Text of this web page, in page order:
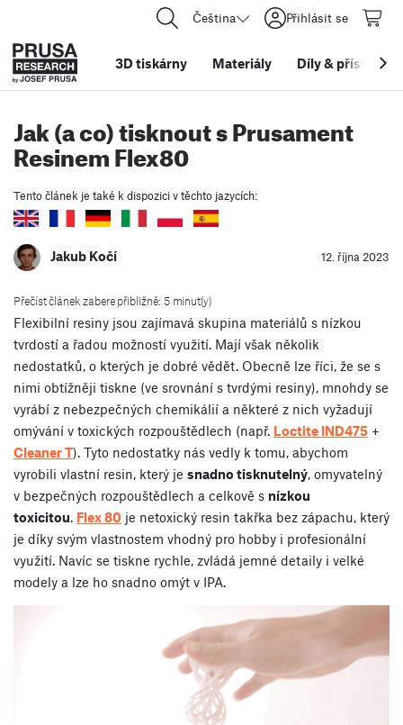
Čeština Přihlásit se
3D tiskárny Materiály Díly&
Jak (a co) tisknout s Prusament
Resinem Flex80
Tento článek je také k dispozici v těchto jazycích:
Jakub Kočí 12. října 2023
Přečíst článek zabere přibližně: 5 minut(y)
Flexibilní resiny jsou zajímavá skupina materiálů s nízkou
tvrdostí a řadou možností využití. Mají však několik
nedostatků, o kterých je dobré vědět. Obecně lze říci, že se s
nimi obtížněji tiskne (ve srovnání s tvrdými resiny), mnohdy se
vyrábí z nebezpečných chemikálií a některé z nich vyžadují
omývání v toxických rozpouštědlech (např. Loctite IND475 +
Cleaner T). Tyto nedostatky nás vedly k tomu, abychom
vyrobili vlastní resin, který je snadno tisknutelný, omyvatelný
v bezpečných rozpouštědlech a celkově s nízkou
toxicitou. Flex 80 je netoxický resin takřka bez zápachu, který
je díky svým vlastnostem vhodný pro hobby i profesionální
využití. Navíc se tiskne rychle, zvládá jemné detaily i velké
modely a lze ho snadno omýt v IPA.